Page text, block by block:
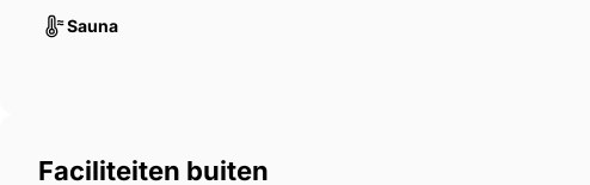
Sauna
Faciliteiten buiten